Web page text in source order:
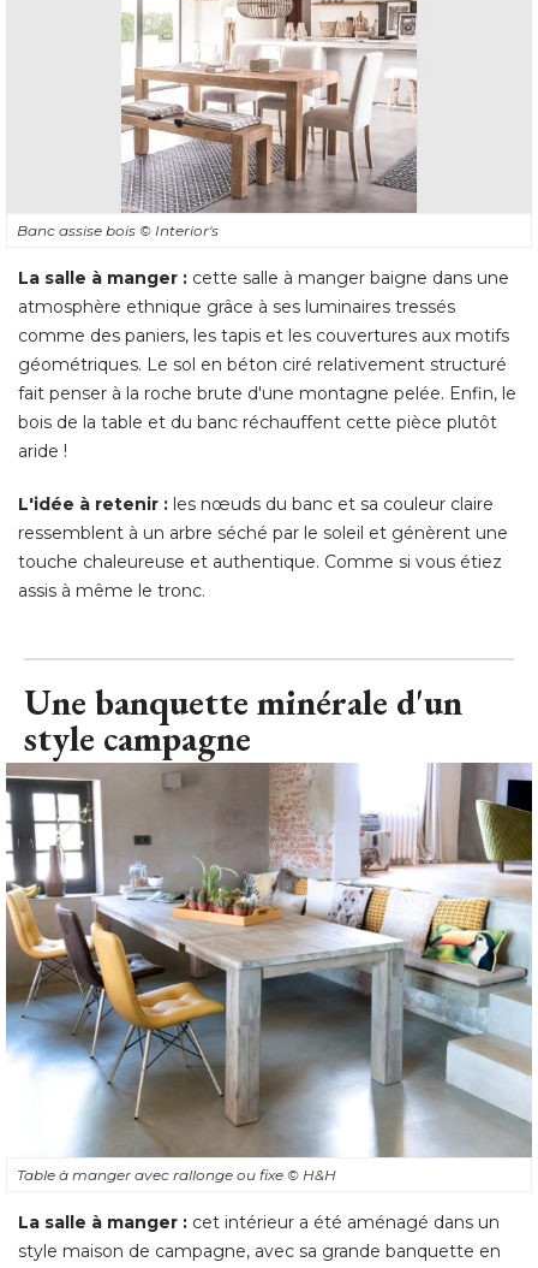
Banc assise bois © Interior's
La salle à manger : cette salle à manger baigne dans une
atmosphère ethnique grâce à ses luminaires tressés
comme des paniers, les tapis et les couvertures aux motifs
géométriques. Le sol en béton ciré relativement structuré
fait penser à la roche brute d'une montagne pelée. Enfin, le
bois de la table et du banc réchauffent cette pièce plutôt
aride !
L'idée à retenir : les nœuds du banc et sa couleur claire
ressemblent à un arbre séché par le soleil et génèrent une
touche chaleureuse et authentique. Comme si vous étiez
assis à même le tronc.
Une banquette minérale d'un
style campagne
Table à manger avec rallonge ou fixe © H&H
La salle à manger : cet intérieur a été aménagé dans un
style maison de campagne, avec sa grande banquette en